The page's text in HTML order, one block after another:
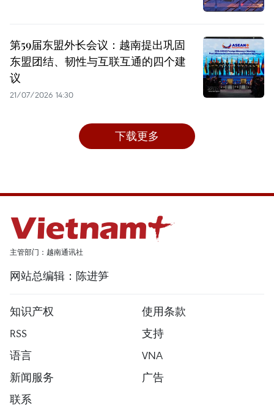
第59届东盟外长会议：越南提出巩固
东盟团结、韧性与互联互通的四个建
议
21/07/2026 14:30
下载更多
主管部门：越南通讯社
网站总编辑：陈进笋
知识产权
使用条款
RSS
支持
语言
VNA
新闻服务
广告
联系